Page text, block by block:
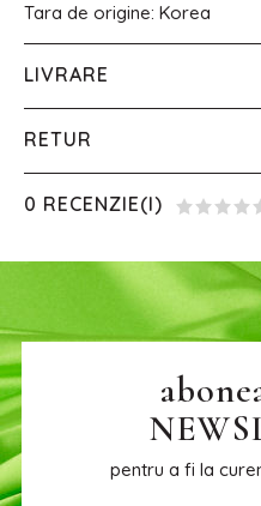
Tara de origine: Korea
LIVRARE
RETUR
0 RECENZIE(I)
pentru a fi la